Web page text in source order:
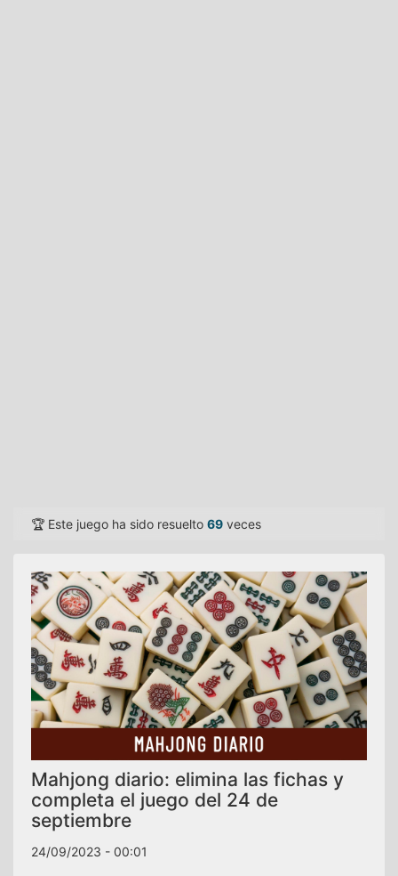
🏆 Este juego ha sido resuelto 69 veces
Mahjong diario: elimina las fichas y
completa el juego del 24 de
septiembre
24/09/2023 - 00:01